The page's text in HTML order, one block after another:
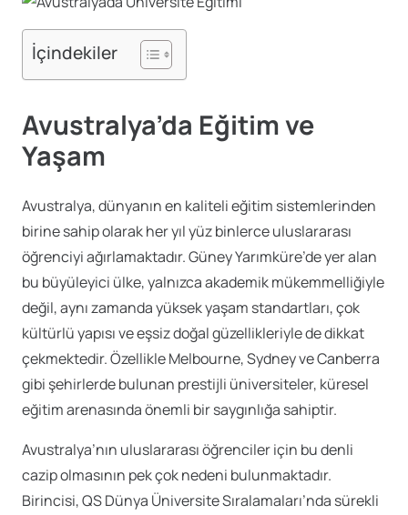
İçindekiler
Avustralya’da Eğitim ve
Yaşam
Avustralya, dünyanın en kaliteli eğitim sistemlerinden
birine sahip olarak her yıl yüz binlerce uluslararası
öğrenciyi ağırlamaktadır. Güney Yarımküre’de yer alan
bu büyüleyici ülke, yalnızca akademik mükemmelliğiyle
değil, aynı zamanda yüksek yaşam standartları, çok
kültürlü yapısı ve eşsiz doğal güzellikleriyle de dikkat
çekmektedir. Özellikle Melbourne, Sydney ve Canberra
gibi şehirlerde bulunan prestijli üniversiteler, küresel
eğitim arenasında önemli bir saygınlığa sahiptir.
Avustralya’nın uluslararası öğrenciler için bu denli
cazip olmasının pek çok nedeni bulunmaktadır.
Birincisi, QS Dünya Üniversite Sıralamaları’nda sürekli